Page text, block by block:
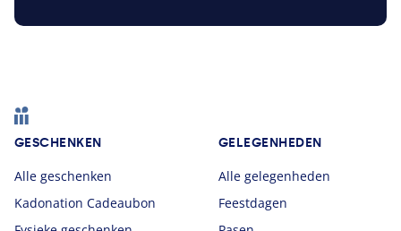
Footer
GESCHENKEN
Alle geschenken
Kadonation Cadeaubon
GELEGENHEDEN
Alle gelegenheden
Feestdagen